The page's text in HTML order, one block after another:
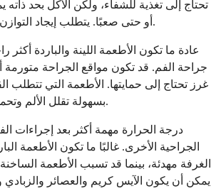
تحتاج إلى تغذية للشفاء، ولكن الأكل بحد
أو حتى صعبًا. يتطلب إيجاد التوازن الصحيح الصبر والإبداع.
عادة ما تكون الأطعمة اللينة والباردة أكثر
جراحة الفم. قد تكون مواقع الجراحة متورمة
غرز تحتاج إلى حمايتها. الأطعمة التي تتطلب
بسهولة تقلل الألم وتحمي الأنسجة التي تتعافى.
درجة الحرارة مهمة أكثر بعد إجراءات
الجراحية الأخرى. غالبًا ما تكون الأطعمة
الغرفة مهدئة، بينما قد تسبب الأطعمة
يمكن أن يكون الآيس كريم والعصائر والزبادي